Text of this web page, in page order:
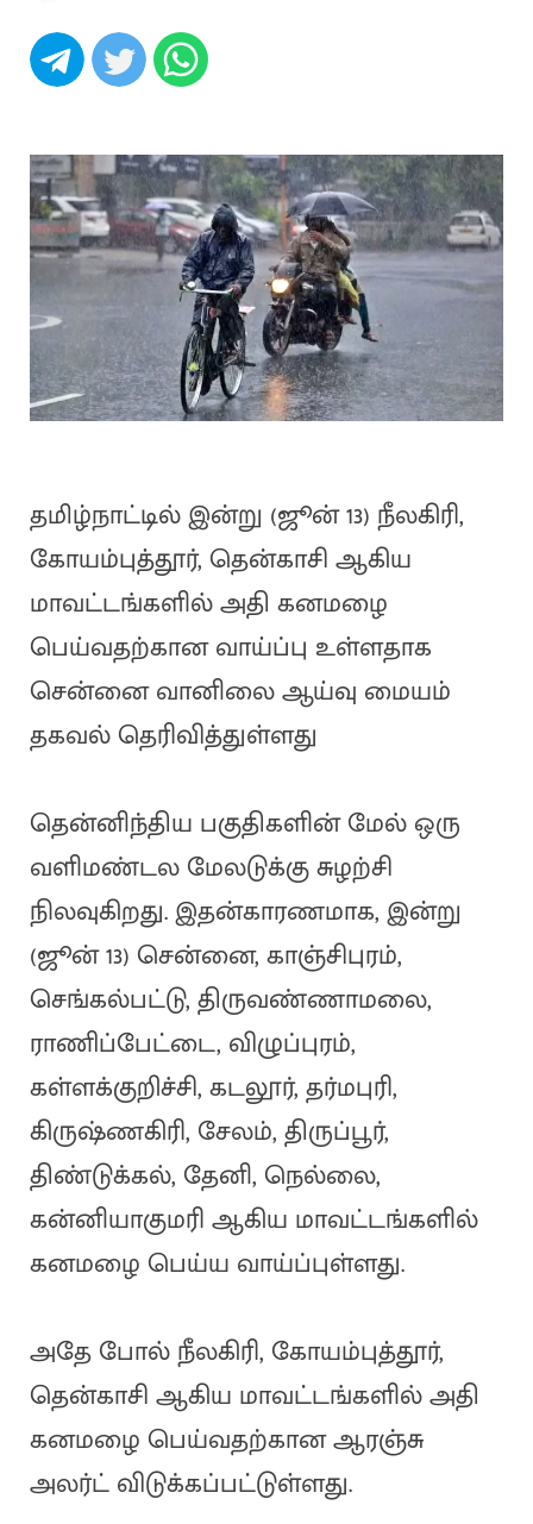
தமிழ்நாட்டில் இன்று (ஜூன் 13) நீலகிரி,
கோயம்புத்தூர், தென்காசி ஆகிய
மாவட்டங்களில் அதி கனமழை
பெய்வதற்கான வாய்ப்பு உள்ளதாக
சென்னை வானிலை ஆய்வு மையம்
தகவல் தெரிவித்துள்ளது
தென்னிந்திய பகுதிகளின் மேல் ஒரு
வளிமண்டல மேலடுக்கு சுழற்சி
நிலவுகிறது. இதன்காரணமாக, இன்று
(ஜூன் 13) சென்னை, காஞ்சிபுரம்,
செங்கல்பட்டு, திருவண்ணாமலை,
ராணிப்பேட்டை, விழுப்புரம்,
கள்ளக்குறிச்சி, கடலூர், தர்மபுரி,
கிருஷ்ணகிரி, சேலம், திருப்பூர்,
திண்டுக்கல், தேனி, நெல்லை,
கன்னியாகுமரி ஆகிய மாவட்டங்களில்
கனமழை பெய்ய வாய்ப்புள்ளது.
அதே போல் நீலகிரி, கோயம்புத்தூர்,
தென்காசி ஆகிய மாவட்டங்களில் அதி
கனமழை பெய்வதற்கான ஆரஞ்சு
அலர்ட் விடுக்கப்பட்டுள்ளது.